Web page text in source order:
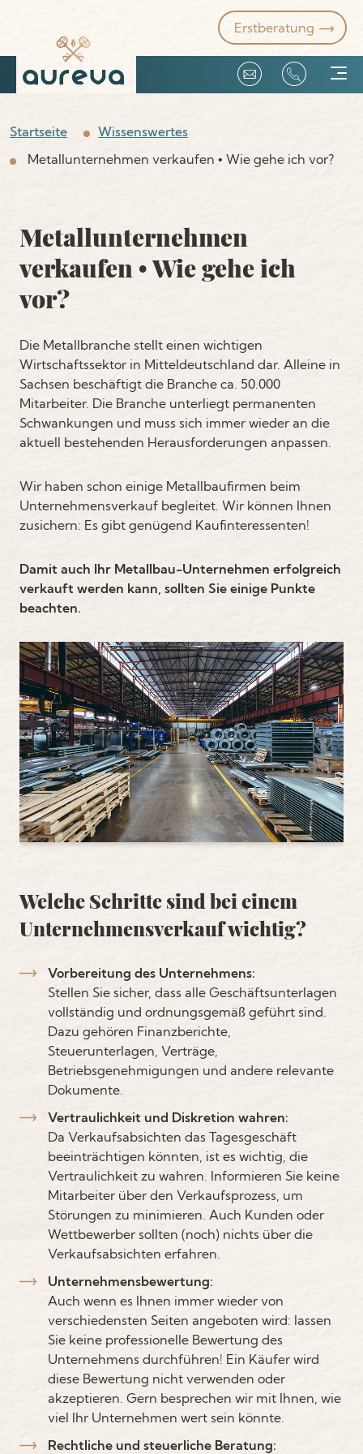
Erstberatung
Unternehmensverkauf
Firmenangebote
Über uns
Startseite
Wissenswertes
Metallunternehmen verkaufen • Wie gehe ich vor?
Metallunternehmen
verkaufen • Wie gehe ich
vor?
Die Metallbranche stellt einen wichtigen
Wirtschaftssektor in Mitteldeutschland dar. Alleine in
Sachsen beschäftigt die Branche ca. 50.000
Mitarbeiter. Die Branche unterliegt permanenten
Schwankungen und muss sich immer wieder an die
aktuell bestehenden Herausforderungen anpassen.
Wir haben schon einige Metallbaufirmen beim
Unternehmensverkauf begleitet. Wir können Ihnen
zusichern: Es gibt genügend Kaufinteressenten!
Damit auch Ihr Metallbau-Unternehmen erfolgreich
verkauft werden kann, sollten Sie einige Punkte
beachten.
Welche Schritte sind bei einem
Unternehmensverkauf wichtig?
Vorbereitung des Unternehmens:
Stellen Sie sicher, dass alle Geschäftsunterlagen
vollständig und ordnungsgemäß geführt sind.
Dazu gehören Finanzberichte,
Steuerunterlagen, Verträge,
Betriebsgenehmigungen und andere relevante
Dokumente.
Vertraulichkeit und Diskretion wahren:
Da Verkaufsabsichten das Tagesgeschäft
beeinträchtigen könnten, ist es wichtig, die
Vertraulichkeit zu wahren. Informieren Sie keine
Mitarbeiter über den Verkaufsprozess, um
Störungen zu minimieren. Auch Kunden oder
Wettbewerber sollten (noch) nichts über die
Verkaufsabsichten erfahren.
Unternehmensbewertung:
Auch wenn es Ihnen immer wieder von
verschiedensten Seiten angeboten wird: lassen
Sie keine professionelle Bewertung des
Unternehmens durchführen! Ein Käufer wird
diese Bewertung nicht verwenden oder
akzeptieren. Gern besprechen wir mit Ihnen, wie
viel Ihr Unternehmen wert sein könnte.
Rechtliche und steuerliche Beratung: